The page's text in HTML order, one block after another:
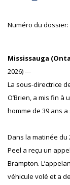
Numéro du dossier:
Mississauga
2026) ---
La sous-directrice
O’Brien, a mis fin à
homme de 39 ans
Dans la matinée du
Peel a reçu un
Brampton.
véhicule volé et a